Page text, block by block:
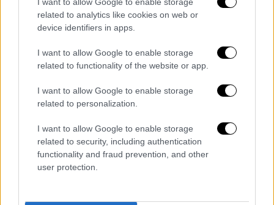
related to analytics like cookies on web or
device identifiers in apps.
I want to allow Google to enable storage
related to functionality of the website or app.
I want to allow Google to enable storage
related to personalization.
I want to allow Google to enable storage
related to security, including authentication
functionality and fraud prevention, and other
user protection.
προϊόντων σε προσφορά για κάθε μήνα του
2023 και παραπέμφθηκε για περαιτέρω
εξέταση από την υπηρεσία της Γενικής
Γραμματείας Εμπορίου, ώστε να αποφανθεί
αν το συγκεκριμένο διάγραμμα δημιουργεί
σύγχυση στον καταναλωτή.
Στόχος μας ήταν με το συγκεκριμένο
διάγραμμα τιμής, να δώσουμε τη μεγαλύτερη
δυνατή διαφάνεια στον καταναλωτή να
επιβεβαιώσει ότι οι τιμές των ειδών σε
προσφορά, κατά τη διάρκεια του Black Friday